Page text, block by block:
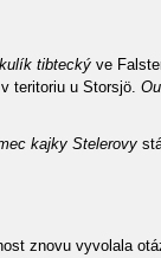
kulík tibtecký ve
teritoriu u Storsjö.
kajky Stelerovy
znovu vyvolala